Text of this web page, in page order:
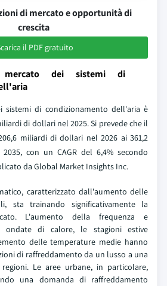
di mercato e opportunità di
crescita
il PDF gratuito
mercato dei sistemi di
sistemi di condizionamento dell'aria è
di dollari nel 2025. Si prevede che il
miliardi di dollari nel 2026 ai 361,2
con un CAGR del 6,4% secondo
da Global Market Insights Inc.
caratterizzato dall'aumento delle
sta trainando significativamente la
L'aumento della frequenza e
ondate di calore, le stagioni estive
delle temperature medie hanno
di raffreddamento da un lusso a una
Le aree urbane, in particolare,
una domanda di raffreddamento